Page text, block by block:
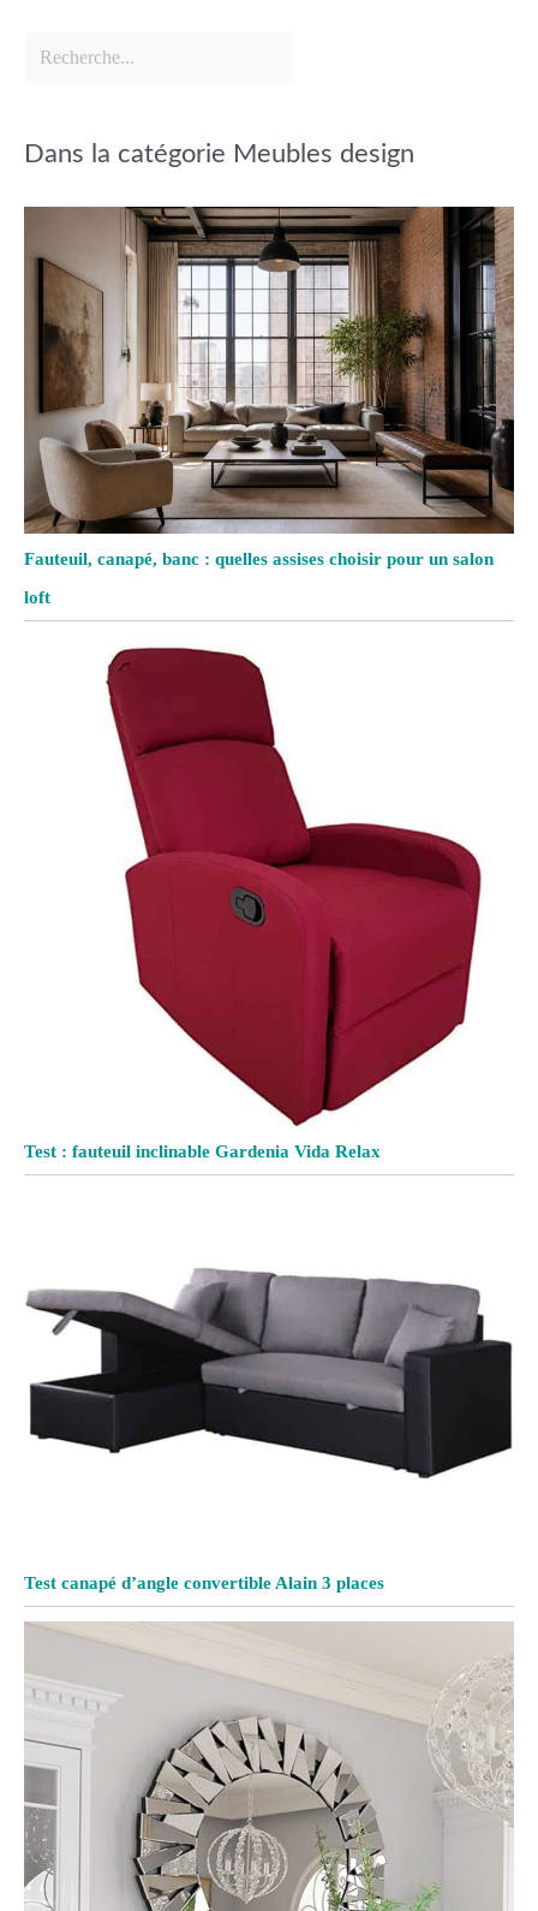
Dans la catégorie Meubles design
Fauteuil, canapé, banc : quelles assises choisir pour un salon
loft
Test : fauteuil inclinable Gardenia Vida Relax
Test canapé d’angle convertible Alain 3 places